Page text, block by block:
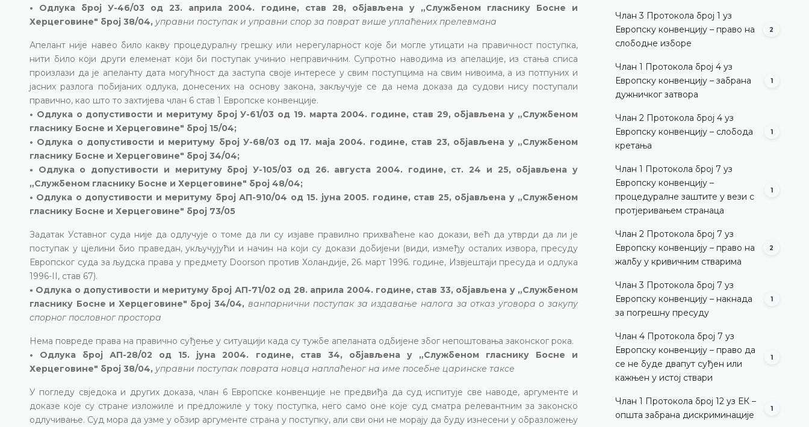
• Одлука број У-46/03 од 23. априла 2004. године, став 28, објављена у „Службеном гласнику Босне и
Херцеговине" број 38/04, управни поступак и управни спор за поврат више уплаћених прелевмана
Апелант није навео било какву процедуралну грешку или нерегуларност које би могле утицати на правичност поступка,
нити било који други елеменат који би поступак учинио неправичним. Супротно наводима из апелације, из стања списа
произлази да је апеланту дата могућност да заступа своје интересе у свим поступцима на свим нивоима, а из потпуних и
јасних разлога побијаних одлука, донесених на основу закона, закључује се да нема доказа да судови нису поступали
правично, као што то захтијева члан 6 став 1 Европске конвенције.
• Одлука о допустивости и меритуму број У-61/03 од 19. марта 2004. године, став 29, објављена у „Службеном
гласнику Босне и Херцеговине" број 15/04;
• Одлука о допустивости и меритуму број У-68/03 од 17. маја 2004. године, став 23, објављена у „Службеном
гласнику Босне и Херцеговине" број 34/04;
• Одлука о допустивости и меритуму број У-105/03 од 26. августа 2004. године, ст. 24 и 25, објављена у
„Службеном гласнику Босне и Херцеговине" број 48/04;
• Одлука о допустивости и меритуму број АП-910/04 од 15. јуна 2005. године, став 25, објављена у „Службеном
гласнику Босне и Херцеговине" број 73/05
Задатак Уставног суда није да одлучује о томе да ли су изјаве правилно прихваћене као докази, већ да утврди да ли је
поступак у цјелини био праведан, укључујући и начин на који су докази добијени (види, између осталих извора, пресуду
Европског суда за људска права у предмету Doorson против Холандије, 26. март 1996. године, Извјештаји пресуда и одлука
1996-II, став 67).
• Одлука о допустивости и меритуму број АП-71/02 од 28. априла 2004. године, став 33, објављена у „Службеном
гласнику Босне и Херцеговине" број 34/04, ванпарнични поступак за издавање налога за отказ уговора о закупу
спорног пословног простора
Нема повреде права на правично суђење у ситуацији када су тужбе апеланата одбијене због непоштовања законског рока.
• Одлука број АП-28/02 од 15. јуна 2004. године, став 34, објављена у „Службеном гласнику Босне и
Херцеговине" број 38/04, управни поступак поврата новца наплаћеног на име посебне царинске таксе
У погледу свједока и других доказа, члан 6 Европске конвенције не предвиђа да суд испитује све наводе, аргументе и
доказе које су стране изложиле и предложиле у току поступка, него само оне које суд сматра релевантним за законско
одлучивање. Суд мора да узме у обзир аргументе страна у поступку, али сви они не морају да буду изнесени у образложењу
Члан 3 Протокола број 1 уз
Европску конвенцију – право на
слободне изборе
2
Члан 1 Протокола број 4 уз
Европску конвенцију – забрана
дужничког затвора
1
Члан 2 Протокола број 4 уз
Европску конвенцију – слобода
кретања
1
Члан 1 Протокола број 7 уз
Европску конвенцију –
процедуралне заштите у вези с
протјеривањем странаца
1
Члан 2 Протокола број 7 уз
Европску конвенцију – право на
жалбу у кривичним стварима
2
Члан 3 Протокола број 7 уз
Европску конвенцију – накнада
за погрешну пресуду
1
Члан 4 Протокола број 7 уз
Европску конвенцију – право да
се не буде двапут суђен или
кажњен у истој ствари
1
Члан 1 Протокола број 12 уз ЕК –
општа забрана дискриминације
1